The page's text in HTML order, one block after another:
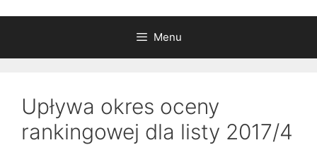
Menu
Upływa okres oceny
rankingowej dla listy 2017/4